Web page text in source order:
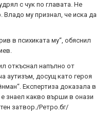
с чук по главата. Не
Владо му признал, че иска да
в психиката му“, обяснил
откъснал напълно от
аутизъм, досущ като героя
Експертиза доказала в
знаел какво върши в онази
затвор./Ретро.бг/